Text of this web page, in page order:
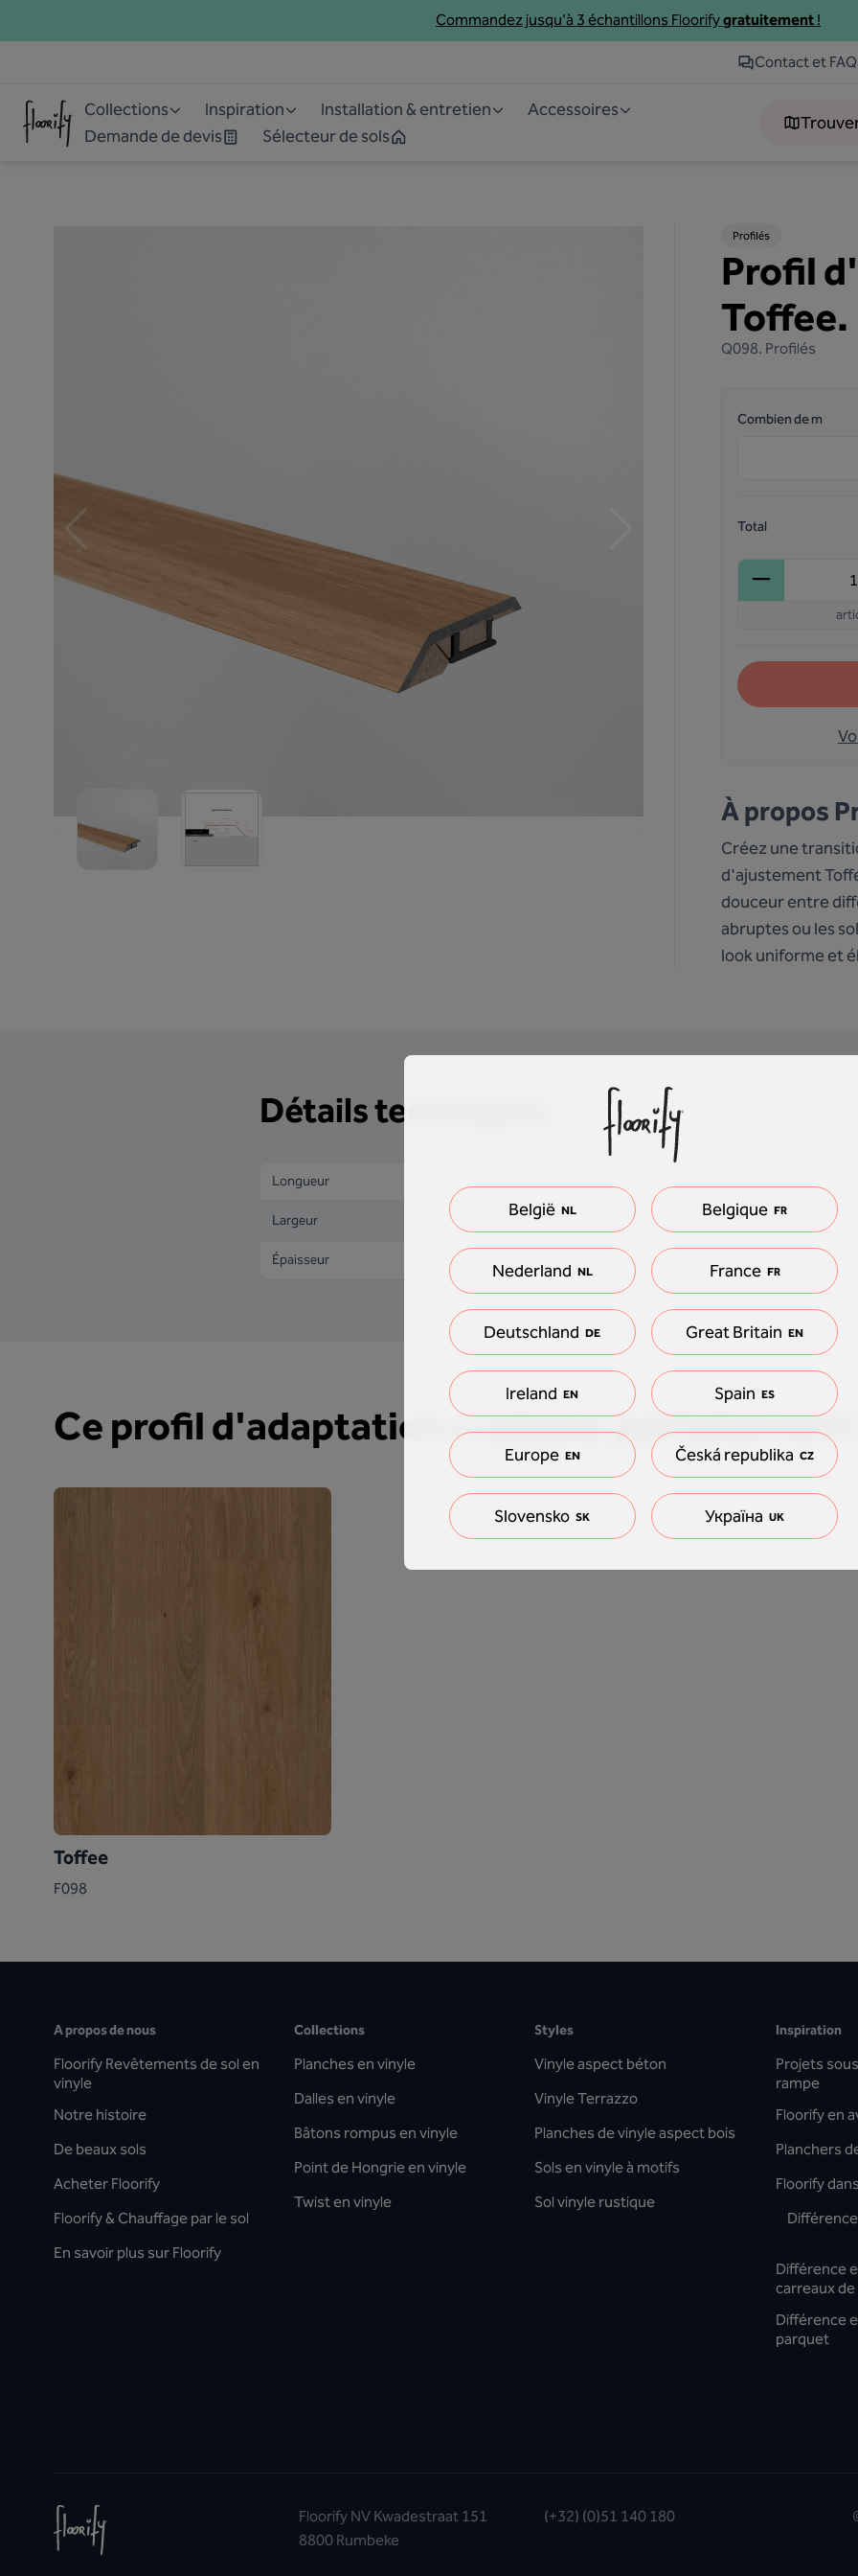
Commandez jusqu'à 3 échantillons Floorifygratuitement !
Contact et FAQ
Collections Inspiration Installation & entretien
Accessoires
Demande de devis
Sélecteur de sols
Profilés
Profil
Toffee.
Q098. Profilés
Combien de m
Total
À propos
Créez une
d'ajustement
douceur entre
abruptes ou les
look uniforme et
Détails techniques
Longueur
Largeur
Épaisseur
Ce profil d'adaptation s'adapte parfaitement
Toffee
F098
A propos de nous
Floorify Revêtements de sol en
vinyle
Notre histoire
De beaux sols
Acheter Floorify
Floorify & Chauffage par le sol
En savoir plus sur Floorify
Collections
Planches en vinyle
Dalles en vinyle
Bâtons rompus en vinyle
Point de Hongrie en vinyle
Twist en vinyle
Styles
Vinyle aspect béton
Vinyle Terrazzo
Planches de vinyle aspect bois
Sols en vinyle à motifs
Sol vinyle rustique
Inspiration
Projets
rampe
Floorify en
Planchers
Floorify
Différence
carreaux
Différence
parquet
Floorify NV Kwadestraat 151
8800 Rumbeke
(+32) (0)51 140 180
België NL Belgique FR
Nederland NL France FR
Deutschland DE Great Britain EN
Ireland EN Spain ES
Europe EN Česká republika CZ
Slovensko SK Україна UK